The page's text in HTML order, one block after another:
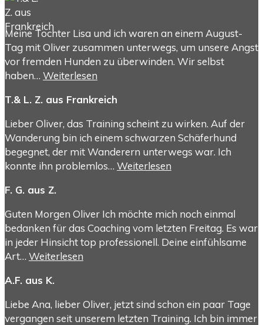
Meine Tochter Lisa und ich waren an einem August-
Tag mit Oliver zusammen unterwegs, um unsere Angst
vor fremden Hunden zu überwinden. Wir selbst
haben… Weiterlesen
T.& L. Z. aus Frankreich
Lieber Oliver, das Training scheint zu wirken. Auf der
Wanderung bin ich einem schwarzen Schäferhund
begegnet, der mit Wanderern unterwegs war. Ich
konnte ihn problemlos… Weiterlesen
F. G. aus Z.
Guten Morgen Oliver Ich möchte mich noch einmal
bedanken für das Coaching vom letzten Freitag. Es war
in jeder Hinsicht top professionell. Deine einfühlsame
Art… Weiterlesen
A.F. aus K.
Liebe Ana, lieber Oliver, jetzt sind schon ein paar Tage
vergangen seit unserem letzten Training. Ich bin immer